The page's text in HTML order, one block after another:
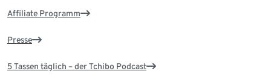
Affiliate Programm
Presse
5 Tassen täglich – der Tchibo Podcast